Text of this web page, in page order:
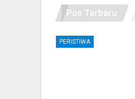
Pos Terbaru
PERISTIWA